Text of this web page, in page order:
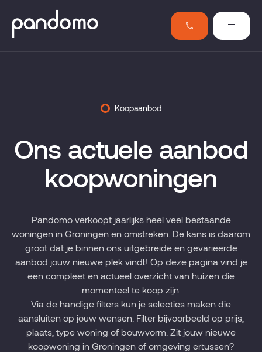
Koopaanbod
Ons actuele aanbod
koopwoningen
Pandomo verkoopt jaarlijks heel veel bestaande
woningen in Groningen en omstreken. De kans is daarom
groot dat je binnen ons uitgebreide en gevarieerde
aanbod jouw nieuwe plek vindt! Op deze pagina vind je
een compleet en actueel overzicht van huizen die
momenteel te koop zijn.
Via de handige filters kun je selecties maken die
aansluiten op jouw wensen. Filter bijvoorbeeld op prijs,
plaats, type woning of bouwvorm. Zit jouw nieuwe
koopwoning in Groningen of omgeving ertussen?